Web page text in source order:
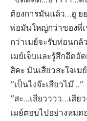
ต้องการมันแล้ว…อู ย
พ่อมันใหญ่กว่าของพี่เ
กว่าเมย์จะรับท่อนกล้
เมย์เจ็บและรู้สึกอึด
สิคะ มันเสียวสะใจเม
“เป็นไงจ๊ะเสียวไม๊…”
“สะ…เสียวววว…เสี
เมย์ตอบไปอย่างหมด